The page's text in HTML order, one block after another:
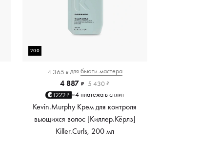
200
4 365 ₽ для бьюти-мастера
4 887 ₽ 5 430 ₽
1222₽ ×4 платежа в сплит
Kevin.Murphy Крем для контроля
вьющихся волос [Киллер.Кёрлз]
Killer.Curls, 200 мл